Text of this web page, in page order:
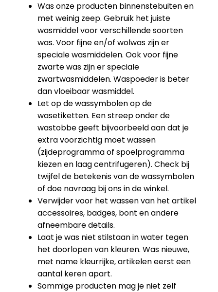
Was onze producten binnenstebuiten en
met weinig zeep. Gebruik het juiste
wasmiddel voor verschillende soorten
was. Voor fijne en/of wolwas zijn er
speciale wasmiddelen. Ook voor fijne
zwarte was zijn er speciale
zwartwasmiddelen. Waspoeder is beter
dan vloeibaar wasmiddel.
Let op de wassymbolen op de
wasetiketten. Een streep onder de
wastobbe geeft bijvoorbeeld aan dat je
extra voorzichtig moet wassen
(zijdeprogramma of spoelprogramma
kiezen en laag centrifugeren). Check bij
twijfel de betekenis van de wassymbolen
of doe navraag bij ons in de winkel.
Verwijder voor het wassen van het artikel
accessoires, badges, bont en andere
afneembare details.
Laat je was niet stilstaan in water tegen
het doorlopen van kleuren. Was nieuwe,
met name kleurrijke, artikelen eerst een
aantal keren apart.
Sommige producten mag je niet zelf